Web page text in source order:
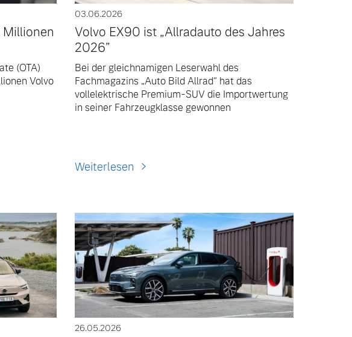
Millionen
(OTA)
Volvo
03.06.2026
Volvo EX90 ist „Allradauto des Jahres
2026”
Bei der gleichnamigen Leserwahl des
Fachmagazins „Auto Bild Allrad“ hat das
vollelektrische Premium-SUV die Importwertung
in seiner Fahrzeugklasse gewonnen
Weiterlesen
26.05.2026